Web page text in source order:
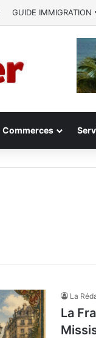
GUIDE IMMIGRATION
Commerces
La
La